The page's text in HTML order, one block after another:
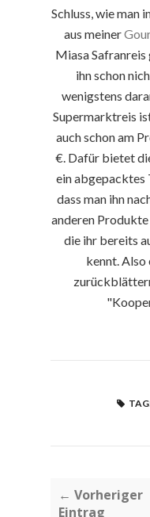
Schluss, wie man
aus meiner
Miasa Safranreis
ihn schon
wenigstens
Supermarktreis
auch schon am
€. Dafür bietet
ein abgepacktes
dass man ihn
anderen
die ihr bereits
kennt. Also
← Vorheriger
Eintrag